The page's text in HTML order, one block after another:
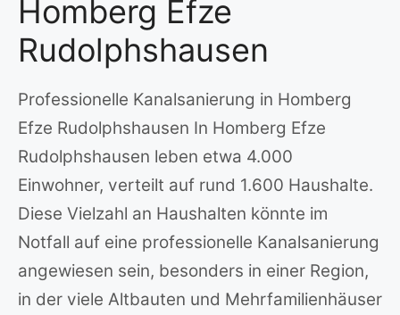
Homberg Efze
Rudolphshausen
Professionelle Kanalsanierung in Homberg
Efze Rudolphshausen In Homberg Efze
Rudolphshausen leben etwa 4.000
Einwohner, verteilt auf rund 1.600 Haushalte.
Diese Vielzahl an Haushalten könnte im
Notfall auf eine professionelle Kanalsanierung
angewiesen sein, besonders in einer Region,
in der viele Altbauten und Mehrfamilienhäuser